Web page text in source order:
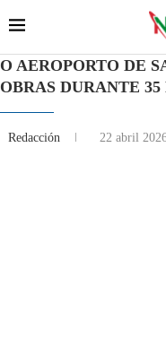
O AEROPORTO DE
OBRAS DURANTE 35
Redacción 22 abril